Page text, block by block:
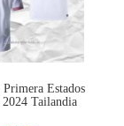
Primera Estados
Tailandia